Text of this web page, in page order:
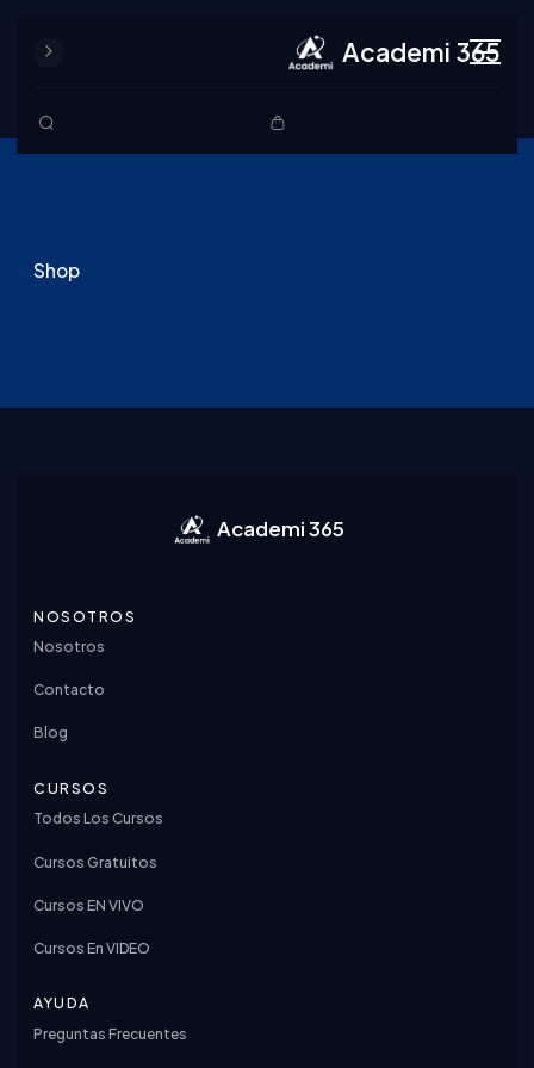
Skip to content
Academi 365
Shop
Academi 365
NOSOTROS
Nosotros
Contacto
Blog
CURSOS
Todos Los Cursos
Cursos Gratuitos
Cursos EN VIVO
Cursos En VIDEO
AYUDA
Preguntas Frecuentes